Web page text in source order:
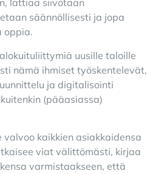
lattiaa siivotaan
säännöllisesti ja jopa
oppia.
uusille taloille
nämä ihmiset työskentelevät,
ja digitalisointi
(pääasiassa)
valvoo kaikkien asiakkaidensa
viat välittömästi, kirjaa
varmistaakseen, että